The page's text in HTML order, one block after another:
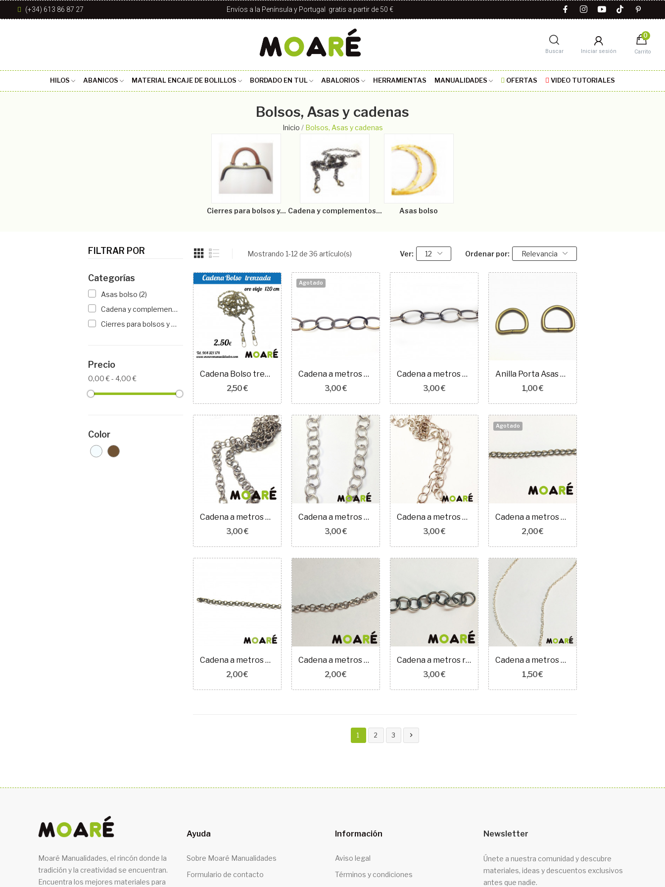
(+34) 613 86 87 27 Envíos a la Península y Portugal gratis a partir de 50 €
Buscar Iniciar sesión
0
Carrito
HILOS ABANICOS MATERIAL ENCAJE DE BOLILLOS BORDADO EN TUL ABALORIOS HERRAMIENTAS MANUALIDADES OFERTAS VIDEO TUTORIALES
Bolsos, Asas y cadenas
Inicio Bolsos, Asas y cadenas
Cierres para bolsos y... Cadena y complementos... Asas bolso
FILTRAR POR
Categorías
Asas bolso (2)
Cadena y complementos para Bolsos
(29)
Cierres para bolsos y monederos
Precio
0,00 € - 4,00 €
Color
Mostrando 1-12 de 36 artículo(s) Ver: 12 Ordenar por: Relevancia
Cadena Bolso trenzada oro viejo 120 cm
2,50 €
Agotado
Cadena a metros eslabón ovalado oro viejo 100cm
3,00 €
Cadena a metros eslabón ovalado gris reflejo...
3,00 €
Anilla Porta Asas metálico Bolso D Oro viejo
1,00 €
Cadena a metros bolso redonda plata vieja...
3,00 €
Cadena a metros bolso redonda plata 100cm
3,00 €
Cadena a metros bolso ovalada plata 100cm
3,00 €
Agotado
Cadena a metros bisuteria ovalada fina Oro...
2,00 €
Cadena a metros bisuteria redonda fina ORO...
2,00 €
Cadena a metros bisuteria redonda fina plata...
2,00 €
Cadena a metros redonda gris y negro labrada...
3,00 €
Cadena a metros bisuteria ovalada muy fina...
1,50 €
1 2 3 
Moaré Manualidades, el rincón donde la
tradición y la creatividad se encuentran.
Encuentra los mejores materiales para
Ayuda
Sobre Moaré Manualidades
Formulario de contacto
Información
Aviso legal
Términos y condiciones
Newsletter
Únete a nuestra comunidad y descubre
materiales, ideas y descuentos exclusivos
antes que nadie.